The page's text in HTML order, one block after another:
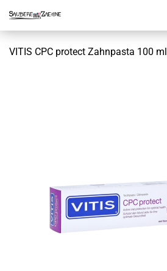
VITIS CPC protect Zahnpasta 100 ml